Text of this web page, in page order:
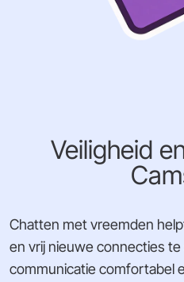
Veiligheid
Chatten met vreemden
en vrij nieuwe connecties
communicatie comfortabel